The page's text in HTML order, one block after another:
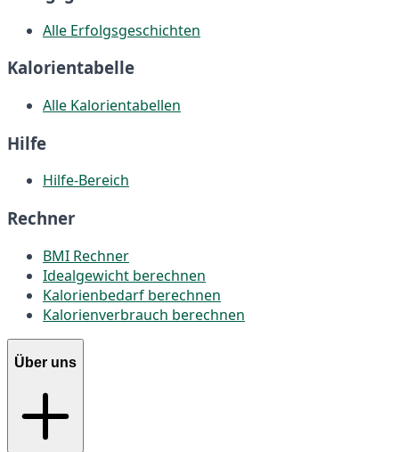
Alle Erfolgsgeschichten
Kalorientabelle
Alle Kalorientabellen
Hilfe
Hilfe-Bereich
Rechner
BMI Rechner
Idealgewicht berechnen
Kalorienbedarf berechnen
Kalorienverbrauch berechnen
Über uns